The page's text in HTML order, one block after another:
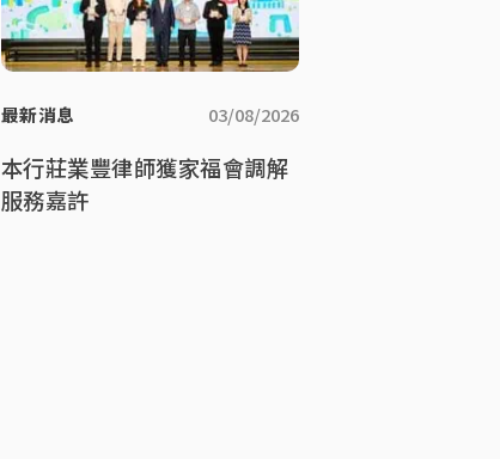
最新消息 03/08/2026
本行莊業豐律師獲家福會調解
服務嘉許